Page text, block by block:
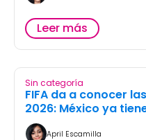
Leer más
Sin categoría
FIFA da a conocer
2026: México ya
April Escamilla